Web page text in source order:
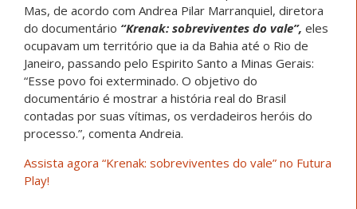
Mas, de acordo com Andrea Pilar Marranquiel, diretora
do documentário “Krenak: sobreviventes do vale”, eles
ocupavam um território que ia da Bahia até o Rio de
Janeiro, passando pelo Espirito Santo a Minas Gerais:
“Esse povo foi exterminado. O objetivo do
documentário é mostrar a história real do Brasil
contadas por suas vítimas, os verdadeiros heróis do
processo.”, comenta Andreia.
Assista agora “Krenak: sobreviventes do vale” no Futura
Play!